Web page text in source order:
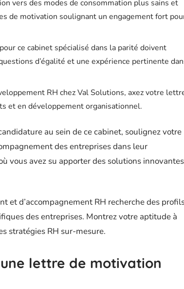
vers des modes de consommation plus sains et
de motivation soulignant un engagement fort
ce cabinet spécialisé dans la parité doivent
d’égalité et une expérience pertinente
RH chez Val Solutions, axez votre
et en développement organisationnel.
au sein de ce cabinet, soulignez votre
des entreprises dans leur
vous avez su apporter des solutions innovantes
et d’accompagnement RH recherche des
des entreprises. Montrez votre aptitude à
stratégies RH sur-mesure.
lettre de motivation